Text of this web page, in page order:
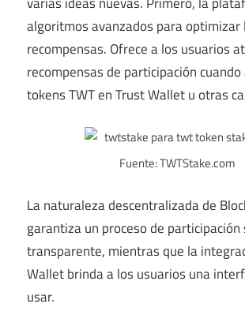
algoritmos avanzados para optimizar
recompensas. Ofrece a los usuarios
recompensas de participación
tokens TWT en Trust Wallet u otras
Fuente: TWTStake.com
La naturaleza descentralizada de
garantiza un proceso de participación
transparente, mientras que la
Wallet brinda a los usuarios una
usar.